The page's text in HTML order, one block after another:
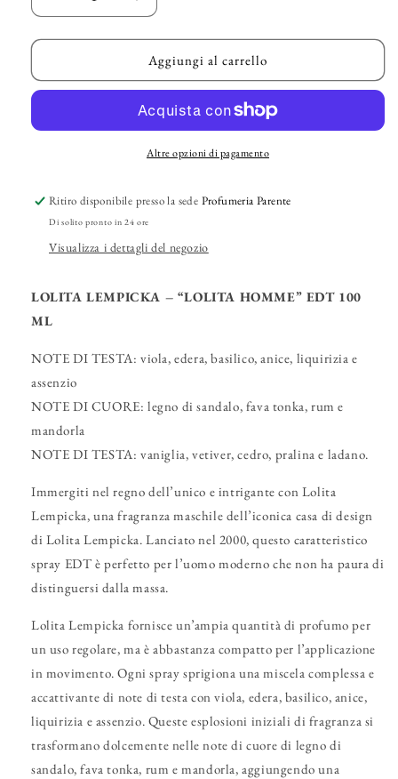
Diminuisci
quantità
per
LEMPICKA
Homme”
Aumenta
quantità
per
LOLITA
LEMPICKA
“Lolita
Homme”
EDT
Aggiungi al carrello
Altre opzioni di pagamento
Ritiro disponibile presso la sede Profumeria Parente
Di solito pronto in 24 ore
Visualizza i dettagli del negozio
LOLITA LEMPICKA – “LOLITA HOMME” EDT 100
ML
NOTE DI TESTA: viola, edera, basilico, anice, liquirizia e
assenzio
NOTE DI CUORE: legno di sandalo, fava tonka, rum e
mandorla
NOTE DI TESTA: vaniglia, vetiver, cedro, pralina e ladano.
Immergiti nel regno dell’unico e intrigante con Lolita
Lempicka, una fragranza maschile dell’iconica casa di design
di Lolita Lempicka. Lanciato nel 2000, questo caratteristico
spray EDT è perfetto per l’uomo moderno che non ha paura di
distinguersi dalla massa.
Lolita Lempicka fornisce un’ampia quantità di profumo per
un uso regolare, ma è abbastanza compatto per l’applicazione
in movimento. Ogni spray sprigiona una miscela complessa e
accattivante di note di testa con viola, edera, basilico, anice,
liquirizia e assenzio. Queste esplosioni iniziali di fragranza si
trasformano dolcemente nelle note di cuore di legno di
sandalo, fava tonka, rum e mandorla, aggiungendo una